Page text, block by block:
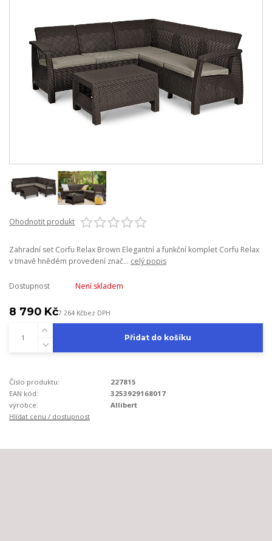
Ohodnotit produkt
Zahradní set Corfu Relax Brown Elegantní a funkční komplet Corfu Relax
v tmavě hnědém provedení znač... celý popis
Dostupnost Není skladem
8 790 Kč7 264 Kčbez DPH
Přidat do košíku
Číslo produktu:
227815
EAN kód:
3253929168017
výrobce:
Allibert
Hlídat cenu / dostupnost